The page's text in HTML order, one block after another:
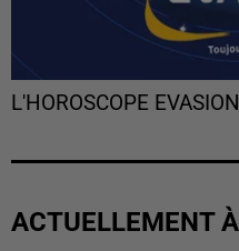
L'HOROSCOPE EVASION
ACTUELLEMENT